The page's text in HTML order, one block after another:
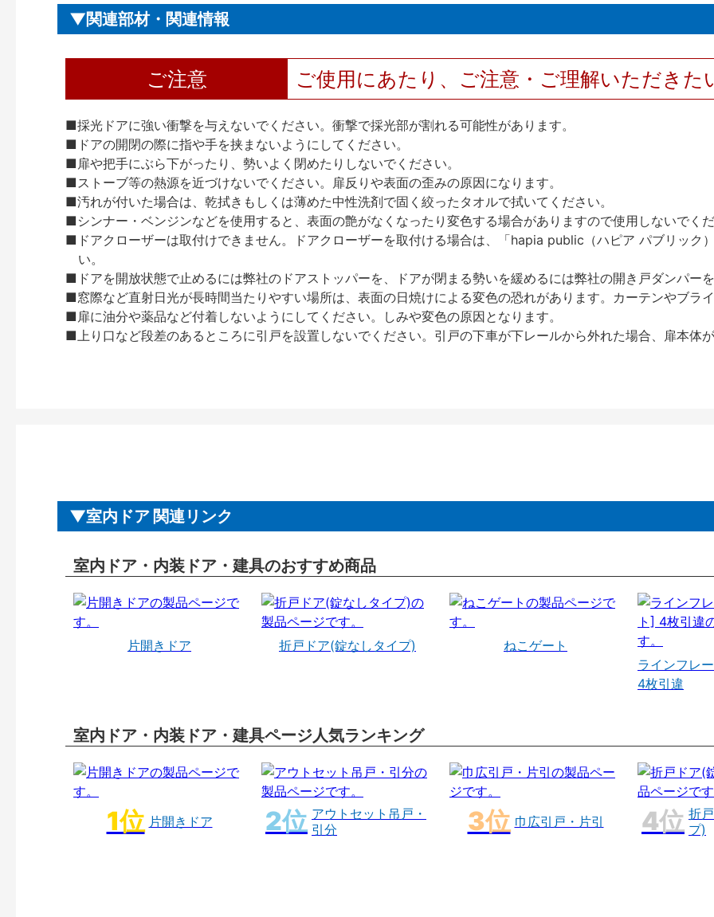
関連部材・関連情報
ご注意 ご使用にあたり、ご注意・ご理解いただきた
■採光ドアに強い衝撃を与えないでください。衝撃で採光部が割れる可能性があります。
■ドアの開閉の際に指や手を挟まないようにしてください。
■扉や把手にぶら下がったり、勢いよく閉めたりしないでください。
■ストーブ等の熱源を近づけないでください。扉反りや表面の歪みの原因になります。
■汚れが付いた場合は、乾拭きもしくは薄めた中性洗剤で固く絞ったタオルで拭いてください。
■シンナー・ベンジンなどを使用すると、表面の艶がなくなったり変色する場合がありますので使用しないでく
■ドアクローザーは取付けできません。ドアクローザーを取付ける場合は、「hapia public（ハピア パブリック
い。
■ドアを開放状態で止めるには弊社のドアストッパーを、ドアが閉まる勢いを緩めるには弊社の開き戸ダンパー
■窓際など直射日光が長時間当たりやすい場所は、表面の日焼けによる変色の恐れがあります。カーテンやブラ
■扉に油分や薬品など付着しないようにしてください。しみや変色の原因となります。
■上り口など段差のあるところに引戸を設置しないでください。引戸の下車が下レールから外れた場合、扉本体
室内ドア 関連リンク
室内ドア・内装ドア・建具のおすすめ商品
片開きドア 折戸ドア(錠なしタイプ)
ねこゲート
ラインフレ
4枚引違
室内ドア・内装ドア・建具ページ人気ランキング
片開きドア
アウトセット吊戸・
引分
巾広引戸・片引
折
プ)